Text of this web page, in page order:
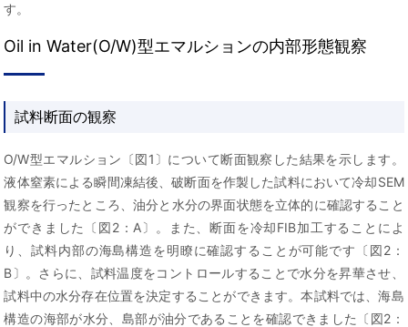
す。
Oil in Water(O/W)型エマルションの内部形態観察
試料断面の観察
O/W型エマルション〔図1〕について断面観察した結果を示します。
液体窒素による瞬間凍結後、破断面を作製した試料において冷却SEM
観察を行ったところ、油分と水分の界面状態を立体的に確認すること
ができました〔図2：A〕。また、断面を冷却FIB加工することによ
り、試料内部の海島構造を明瞭に確認することが可能です〔図2：
B〕。さらに、試料温度をコントロールすることで水分を昇華させ、
試料中の水分存在位置を決定することができます。本試料では、海島
構造の海部が水分、島部が油分であることを確認できました〔図2：